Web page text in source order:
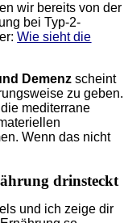
wir bereits von der
bei Typ-2-
Wie sieht die
Demenz scheint
zu geben.
mediterrane
Wenn das nicht
drinsteckt
und ich zeige dir